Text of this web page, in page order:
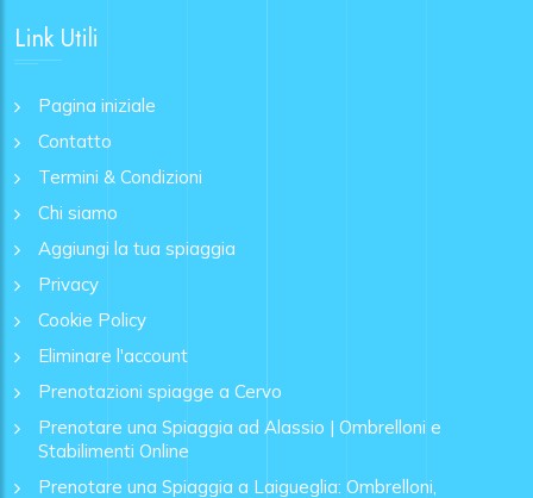
Link Utili
Pagina iniziale
Contatto
Termini & Condizioni
Chi siamo
Aggiungi la tua spiaggia
Privacy
Cookie Policy
Eliminare l'account
Prenotazioni spiagge a Cervo
Prenotare una Spiaggia ad Alassio | Ombrelloni e
Stabilimenti Online
Prenotare una Spiaggia a Laigueglia: Ombrelloni,